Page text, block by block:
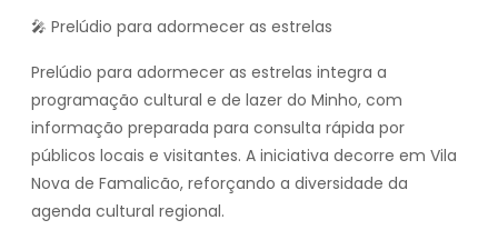
🎤 Prelúdio para adormecer as estrelas
Prelúdio para adormecer as estrelas integra a
programação cultural e de lazer do Minho, com
informação preparada para consulta rápida por
públicos locais e visitantes. A iniciativa decorre em Vila
Nova de Famalicão, reforçando a diversidade da
agenda cultural regional.